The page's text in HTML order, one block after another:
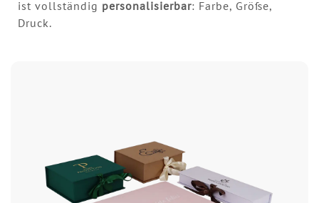
ist vollständig personalisierbar: Farbe, Größe,
Druck.